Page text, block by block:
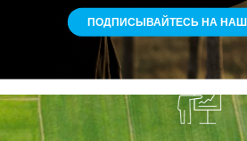
ПОДПИСЫВАЙТЕСЬ НА